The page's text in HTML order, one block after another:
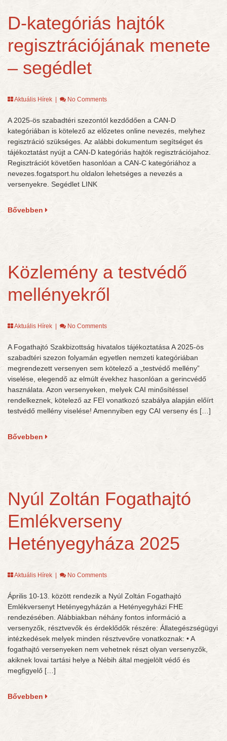
D-kategóriás hajtók
regisztrációjának menete
– segédlet
Aktuális Hírek No Comments
A 2025-ös szabadtéri szezontól kezdődően a CAN-D
kategóriában is kötelező az előzetes online nevezés, melyhez
regisztráció szükséges. Az alábbi dokumentum segítséget és
tájékoztatást nyújt a CAN-D kategóriás hajtók regisztrációjahoz.
Regisztrációt követően hasonlóan a CAN-C kategóriához a
nevezes.fogatsport.hu oldalon lehetséges a nevezés a
versenyekre. Segédlet LINK
Bővebben
Közlemény a testvédő
mellényekről
Aktuális Hírek No Comments
A Fogathajtó Szakbizottság hivatalos tájékoztatása A 2025-ös
szabadtéri szezon folyamán egyetlen nemzeti kategóriában
megrendezett versenyen sem kötelező a „testvédő mellény”
viselése, elegendő az elmúlt évekhez hasonlóan a gerincvédő
használata. Azon versenyeken, melyek CAI minősítéssel
rendelkeznek, kötelező az FEI vonatkozó szabálya alapján előírt
testvédő mellény viselése! Amennyiben egy CAI verseny és […]
Bővebben
Nyúl Zoltán Fogathajtó
Emlékverseny
Hetényegyháza 2025
Aktuális Hírek No Comments
Április 10-13. között rendezik a Nyúl Zoltán Fogathajtó
Emlékversenyt Hetényegyházán a Hetényegyházi FHE
rendezésében. Alábbiakban néhány fontos információ a
versenyzők, résztvevők és érdeklődők részére: Állategészségügyi
intézkedések melyek minden résztvevőre vonatkoznak: • A
fogathajtó versenyeken nem vehetnek részt olyan versenyzők,
akiknek lovai tartási helye a Nébih által megjelölt védő és
megfigyelő […]
Bővebben